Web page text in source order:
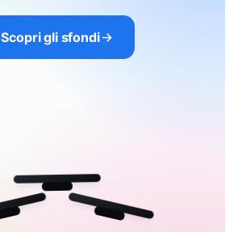
Scopri gli sfondi